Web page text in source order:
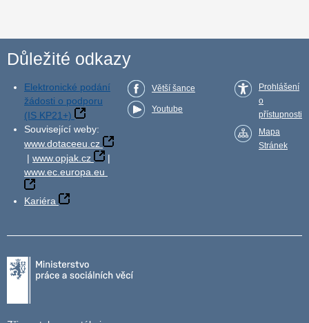
Důležité odkazy
Elektronické podání
žádosti o podporu
(IS KP21+)
Související weby:
www.dotaceeu.cz
| www.opjak.cz
|
www.ec.europa.eu
Kariéra
Větší šance
Youtube
Prohlášení
o
přístupnosti
Mapa
Stránek